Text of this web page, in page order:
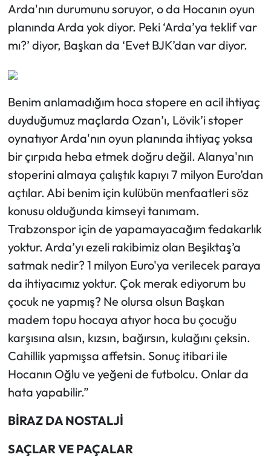
Arda'nın durumunu soruyor, o da Hocanın oyun
planında Arda yok diyor. Peki ‘Arda’ya teklif var
mı?’ diyor, Başkan da ‘Evet BJK’dan var diyor.
Benim anlamadığım hoca stopere en acil ihtiyaç
duyduğumuz maçlarda Ozan’ı, Lövik’i stoper
oynatıyor Arda'nın oyun planında ihtiyaç yoksa
bir çırpıda heba etmek doğru değil. Alanya'nın
stoperini almaya çalıştık kapıyı 7 milyon Euro’dan
açtılar. Abi benim için kulübün menfaatleri söz
konusu olduğunda kimseyi tanımam.
Trabzonspor için de yapamayacağım fedakarlık
yoktur. Arda’yı ezeli rakibimiz olan Beşiktaş’a
satmak nedir? 1 milyon Euro'ya verilecek paraya
da ihtiyacımız yoktur. Çok merak ediyorum bu
çocuk ne yapmış? Ne olursa olsun Başkan
madem topu hocaya atıyor hoca bu çocuğu
karşısına alsın, kızsın, bağırsın, kulağını çeksin.
Cahillik yapmışsa affetsin. Sonuç itibari ile
Hocanın Oğlu ve yeğeni de futbolcu. Onlar da
hata yapabilir.”
BİRAZ DA NOSTALJİ
SAÇLAR VE PAÇALAR